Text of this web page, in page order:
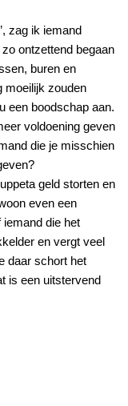
zag ik iemand
ontzettend begaan
buren en
moeilijk zouden
een boodschap aan.
voldoening geven
die je misschien
geld storten en
even een
die het
en vergt veel
daar schort het
is een uitstervend